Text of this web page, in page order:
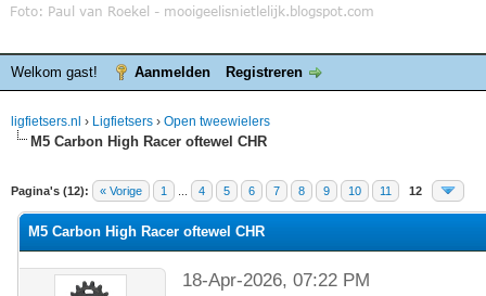
Welkom gast! Aanmelden Registreren
ligfietsers.nl › Ligfietsers › Open tweewielers
M5 Carbon High Racer oftewel CHR
Pagina's (12): « Vorige 1 4 5 6 7 8 9 10 11 12
waardering is 0
M5 Carbon High Racer oftewel CHR
18-Apr-2026, 07:22 PM